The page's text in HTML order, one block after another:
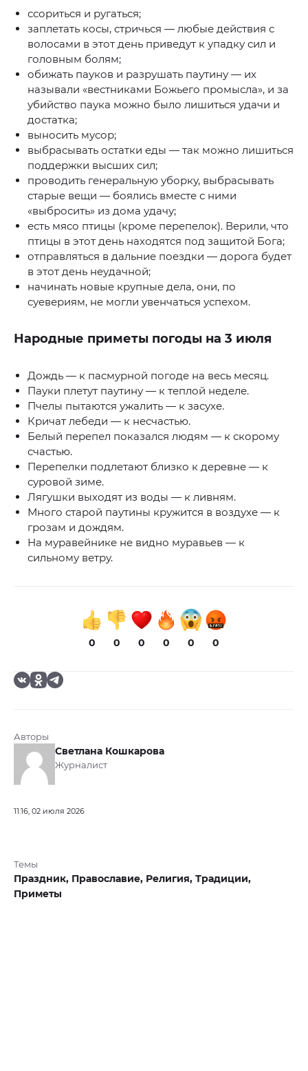
ссориться и ругаться;
заплетать косы, стричься — любые действия с
волосами в этот день приведут к упадку сил и
головным болям;
обижать пауков и разрушать паутину — их
называли «вестниками Божьего промысла», и за
убийство паука можно было лишиться удачи и
достатка;
выносить мусор;
выбрасывать остатки еды — так можно лишиться
поддержки высших сил;
проводить генеральную уборку, выбрасывать
старые вещи — боялись вместе с ними
«выбросить» из дома удачу;
есть мясо птицы (кроме перепелок). Верили, что
птицы в этот день находятся под защитой Бога;
отправляться в дальние поездки — дорога будет
в этот день неудачной;
начинать новые крупные дела, они, по
суевериям, не могли увенчаться успехом.
Народные приметы погоды на 3 июля
Дождь — к пасмурной погоде на весь месяц.
Пауки плетут паутину — к теплой неделе.
Пчелы пытаются ужалить — к засухе.
Кричат лебеди — к несчастью.
Белый перепел показался людям — к скорому
счастью.
Перепелки подлетают близко к деревне — к
суровой зиме.
Лягушки выходят из воды — к ливням.
Много старой паутины кружится в воздухе — к
грозам и дождям.
На муравейнике не видно муравьев — к
сильному ветру.
0 0 0 0 0 0
Авторы
Светлана Кошкарова
Журналист
11:16, 02 июля 2026
Темы
Праздник, Православие, Религия, Традиции,
Приметы